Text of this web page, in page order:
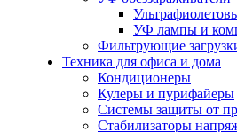
УФ лампы и
Фильтрующие
Техника для офиса и дома
Кондиционеры
Кулеры и пурифайеры
Системы защиты от
Стабилизаторы